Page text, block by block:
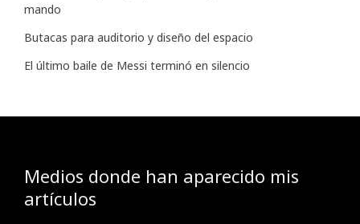
mando
Butacas para auditorio y diseño del espacio
El último baile de Messi terminó en silencio
Medios donde han aparecido mis
artículos